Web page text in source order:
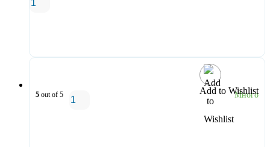
Add to Wishlist
5 out of 5 Много